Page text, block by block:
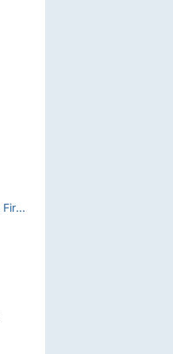
Redmi Pad yunluo CSC ENG ROM File Firmware